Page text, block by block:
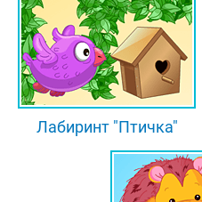
Лабиринт "Птичка"